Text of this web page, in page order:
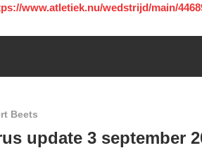
www.atletiek.nu/wedstrijd/main/
Beets
update 3 september